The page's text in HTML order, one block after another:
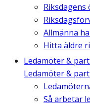
Riksdagens
Allmänna
Hitta äldre
Ledamöter &
Ledamöter &
Så arbetar